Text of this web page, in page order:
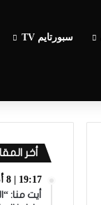
سبورتايم TV
أخر
19:17 | 8 أبريل، 2026